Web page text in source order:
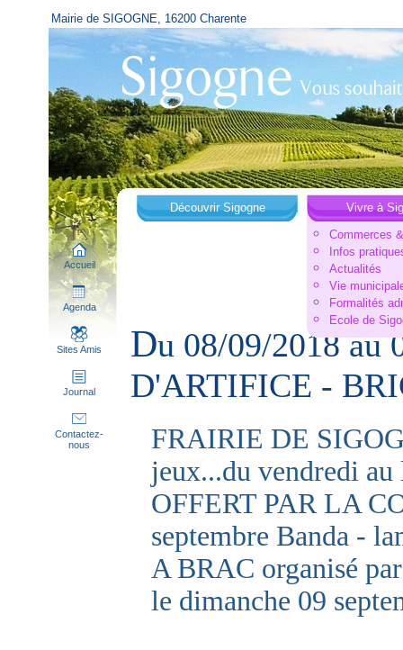
Mairie de SIGOGNE, 16200 Charente
Accueil
Agenda
Sites Amis
Journal
Contactez-
nous
Découvrir Sigogne
Vivre à
Commerces
Infos
Actualités
Vie
Formalités
Ecole de
Du 08/09/2018 au
D'ARTIFICE -
FRAIRIE DE
jeux...du vendredi
OFFERT PAR LA
septembre Banda -
A BRAC organisé
le dimanche 09